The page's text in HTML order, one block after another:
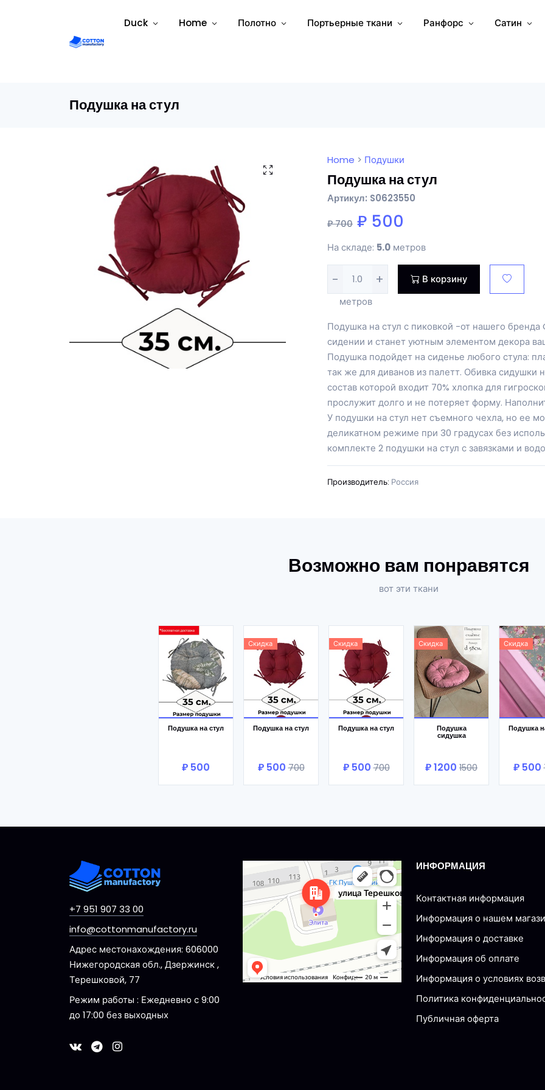
Duck Home Полотно Портьерные ткани Ранфорс Сатин
Подушка на стул
Home > Подушки
Подушка на стул
Артикул: S0623550
₽ 700 ₽ 500
На складе: 5.0метров
- +
В корзину
метров
Подушка на стул с пиковкой -от нашего бренда
сидении и станет уютным элементом декора
Подушка подойдет на сиденье любого стула:
так же для диванов из палетт. Обивка сидушки
состав которой входит 70% хлопка для
прослужит долго и не потеряет форму.
У подушки на стул нет съемного чехла, но ее
деликатном режиме при 30 градусах без
комплекте 2 подушки на стул с завязками и
Производитель: Россия
Возможно вам понравятся
вот эти ткани
В корзину
Подушка на стул
₽ 500
Скидка
В корзину
Подушка на стул
₽ 500 700
Скидка
В корзину
Подушка на стул
₽ 500 700
Скидка
В корзину
Подушка
сидушка
₽ 1200 1500
Скидка
В
Подушка
₽ 500
+7 951 907 33 00
info@cottonmanufactory.ru
Адрес местонахождения: 606000
Нижегородская обл., Дзержинск ,
Терешковой, 77
Режим работы : Ежедневно с 9:00
до 17:00 без выходных
Ulitsa Tereshkovoy, 77 — Yandex Maps
ИНФОРМАЦИЯ
Контактная информация
Информация о нашем
Информация о доставке
Информация об оплате
Информация о условиях
Политика
Публичная оферта